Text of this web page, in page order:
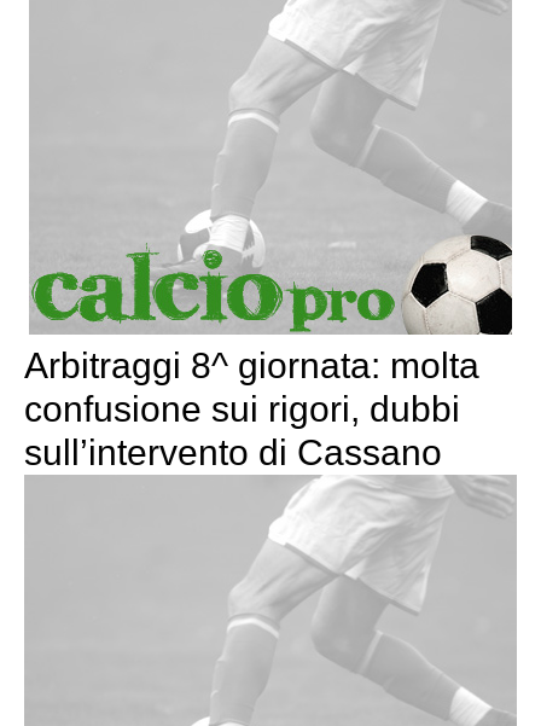
Arbitraggi 8^ giornata: molta
confusione sui rigori, dubbi
sull’intervento di Cassano